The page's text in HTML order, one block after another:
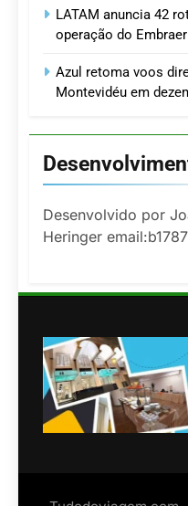
LATAM anuncia 42
operação do
Azul retoma voos
Montevidéu em
Desenvolvido por
Heringer